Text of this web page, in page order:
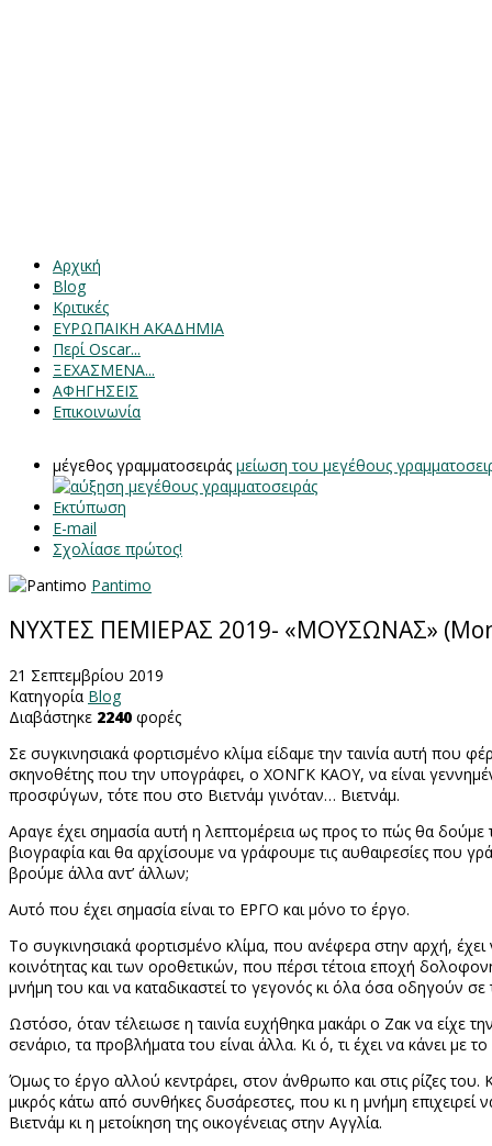
Αρχική
Blog
Κριτικές
ΕΥΡΩΠΑΙΚΗ ΑΚΑΔΗΜΙΑ
Περί Oscar...
ΞΕΧΑΣΜΕΝΑ...
ΑΦΗΓΗΣΕΙΣ
Επικοινωνία
μέγεθος γραμματοσειράς μείωση του μεγέθους
Εκτύπωση
E-mail
Σχολίασε πρώτος!
Pantimo
ΝΥΧΤΕΣ ΠΕΜΙΕΡΑΣ 2019- «ΜΟΥΣΩΝΑΣ»
21 Σεπτεμβρίου 2019
Κατηγορία Blog
Διαβάστηκε 2240 φορές
Σε συγκινησιακά φορτισμένο κλίμα είδαμε την ταινία αυτή
σκηνοθέτης που την υπογράφει, ο ΧΟΝΓΚ ΚΑΟΥ, να είναι
προσφύγων, τότε που στο Βιετνάμ γινόταν… Βιετνάμ.
Αραγε έχει σημασία αυτή η λεπτομέρεια ως προς το πώς θα
βιογραφία και θα αρχίσουμε να γράφουμε τις αυθαιρεσίες που
βρούμε άλλα αντ’ άλλων;
Αυτό που έχει σημασία είναι το ΕΡΓΟ και μόνο το έργο.
Το συγκινησιακά φορτισμένο κλίμα, που ανέφερα στην αρχή,
κοινότητας και των οροθετικών, που πέρσι τέτοια εποχή
μνήμη του και να καταδικαστεί το γεγονός κι όλα όσα οδηγούν σε
Ωστόσο, όταν τέλειωσε η ταινία ευχήθηκα μακάρι ο Ζακ να είχε
σενάριο, τα προβλήματα του είναι άλλα. Κι ό, τι έχει να κάνει με
Όμως το έργο αλλού κεντράρει, στον άνθρωπο και στις ρίζες
μικρός κάτω από συνθήκες δυσάρεστες, που κι η μνήμη
Βιετνάμ κι η μετοίκηση της οικογένειας στην Αγγλία.